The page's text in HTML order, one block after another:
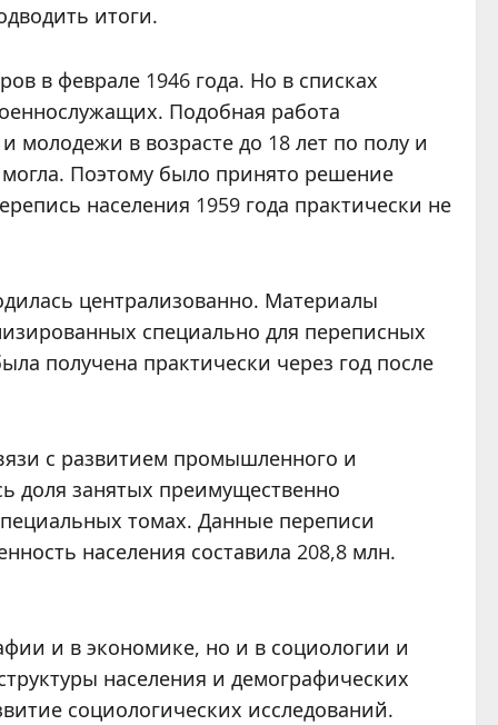
итоги.
в феврале 1946 года. Но в списках
Подобная работа
молодежи в возрасте до 18 лет по полу и
Поэтому было принято решение
населения 1959 года практически не
централизованно. Материалы
специально для переписных
получена практически через год после
с развитием промышленного и
доля занятых преимущественно
томах. Данные переписи
населения составила 208,8 млн.
и в экономике, но и в социологии и
населения и демографических
социологических исследований.